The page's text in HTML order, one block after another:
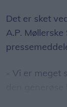
Det er sket
A.P.
- Vi er meget